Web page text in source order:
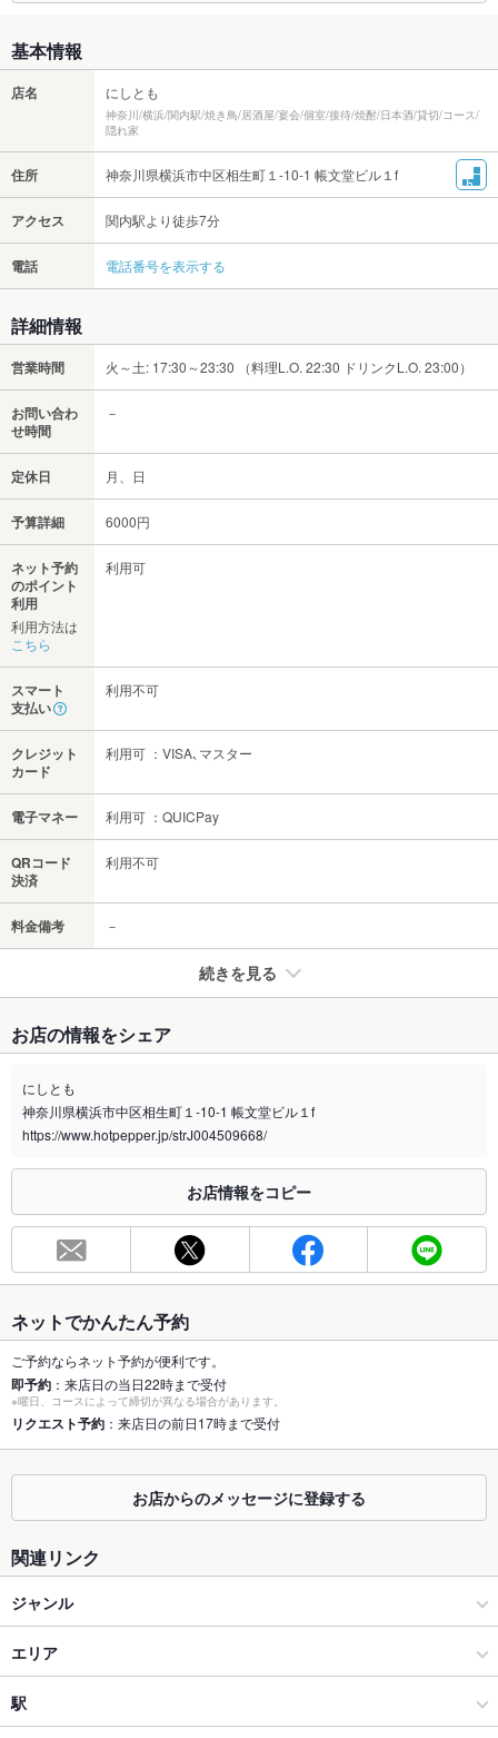
基本情報
店名 にしとも
神奈川/横浜/関内駅/焼き鳥/居酒屋/宴会/個室/接待/焼酎/日本酒/貸切/コース/
隠れ家
住所 神奈川県横浜市中区相生町１-10-1 帳文堂ビル１f
アクセス 関内駅より徒歩7分
電話 電話番号を表示する
詳細情報
営業時間 火～土: 17:30～23:30 （料理L.O. 22:30 ドリンクL.O. 23:00）
お問い合わ
せ時間
－
定休日 月、日
予算詳細 6000円
ネット予約
のポイント
利用
利用方法は
こちら
利用可
スマート
支払い
利用不可
クレジット
カード
利用可 ：VISA､マスター
電子マネー 利用可 ：QUICPay
QRコード
決済
利用不可
料金備考 －
続きを見る
禁煙・喫煙
全席喫煙可
喫煙専用室 なし
合わせください。
お席
容人数
個室 あり
座敷 なし
掘りごたつ なし
貸切 貸切不可
設備
Wi-Fi
お店の情報をシェア
にしとも
神奈川県横浜市中区相生町１-10-1 帳文堂ビル１f
https://www.hotpepper.jp/strJ004509668/
お店情報をコピー
ネットでかんたん予約
ご予約ならネット予約が便利です。
即予約 ：来店日の当日22時まで受付
※曜日、コースによって締切が異なる場合があります。
リクエスト予約 ：来店日の前日17時まで受付
お店からのメッセージに登録する
関連リンク
ジャンル
和食
焼き鳥・鶏料理
エリア
関内
駅